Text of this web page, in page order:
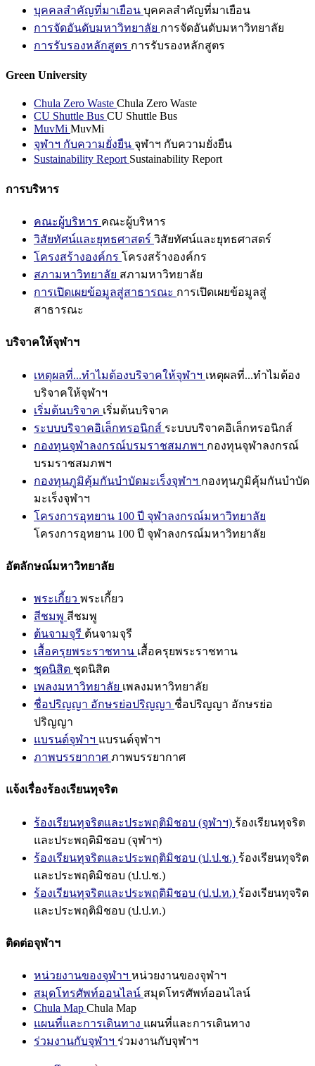
บุคคลสำคัญที่มาเยือน บุคคลสำคัญที่มาเยือน
การจัดอันดับมหาวิทยาลัย การจัดอันดับมหาวิทยาลัย
การรับรองหลักสูตร การรับรองหลักสูตร
Green University
Chula Zero Waste Chula Zero Waste
CU Shuttle Bus CU Shuttle Bus
MuvMi MuvMi
จุฬาฯ กับความยั่งยืน จุฬาฯ กับความยั่งยืน
Sustainability Report Sustainability Report
การบริหาร
คณะผู้บริหาร คณะผู้บริหาร
วิสัยทัศน์และยุทธศาสตร์ วิสัยทัศน์และยุทธศาสตร์
โครงสร้างองค์กร โครงสร้างองค์กร
สภามหาวิทยาลัย สภามหาวิทยาลัย
การเปิดเผยข้อมูลสู่สาธารณะ การเปิดเผยข้อมูลสู่
สาธารณะ
บริจาคให้จุฬาฯ
เหตุผลที่...ทำไมต้องบริจาคให้จุฬาฯ เหตุผลที่...ทำไมต้อง
บริจาคให้จุฬาฯ
เริ่มต้นบริจาค เริ่มต้นบริจาค
ระบบบริจาคอิเล็กทรอนิกส์ ระบบบริจาคอิเล็กทรอนิกส์
กองทุนจุฬาลงกรณ์บรมราชสมภพฯ กองทุนจุฬาลงกรณ์
บรมราชสมภพฯ
กองทุนภูมิคุ้มกันบำบัดมะเร็งจุฬาฯ กองทุนภูมิคุ้มกันบำบัด
มะเร็งจุฬาฯ
โครงการอุทยาน 100 ปี จุฬาลงกรณ์มหาวิทยาลัย
โครงการอุทยาน 100 ปี จุฬาลงกรณ์มหาวิทยาลัย
อัตลักษณ์มหาวิทยาลัย
พระเกี้ยว พระเกี้ยว
สีชมพู สีชมพู
ต้นจามจุรี ต้นจามจุรี
เสื้อครุยพระราชทาน เสื้อครุยพระราชทาน
ชุดนิสิต ชุดนิสิต
เพลงมหาวิทยาลัย เพลงมหาวิทยาลัย
ชื่อปริญญา อักษรย่อปริญญา ชื่อปริญญา อักษรย่อ
ปริญญา
แบรนด์จุฬาฯ แบรนด์จุฬาฯ
ภาพบรรยากาศ ภาพบรรยากาศ
แจ้งเรื่องร้องเรียนทุจริต
ร้องเรียนทุจริตและประพฤติมิชอบ (จุฬาฯ) ร้องเรียนทุจริต
และประพฤติมิชอบ (จุฬาฯ)
ร้องเรียนทุจริตและประพฤติมิชอบ (ป.ป.ช.) ร้องเรียนทุจริต
และประพฤติมิชอบ (ป.ป.ช.)
ร้องเรียนทุจริตและประพฤติมิชอบ (ป.ป.ท.) ร้องเรียนทุจริต
และประพฤติมิชอบ (ป.ป.ท.)
ติดต่อจุฬาฯ
หน่วยงานของจุฬาฯ หน่วยงานของจุฬาฯ
สมุดโทรศัพท์ออนไลน์ สมุดโทรศัพท์ออนไลน์
Chula Map Chula Map
แผนที่และการเดินทาง แผนที่และการเดินทาง
ร่วมงานกับจุฬาฯ ร่วมงานกับจุฬาฯ